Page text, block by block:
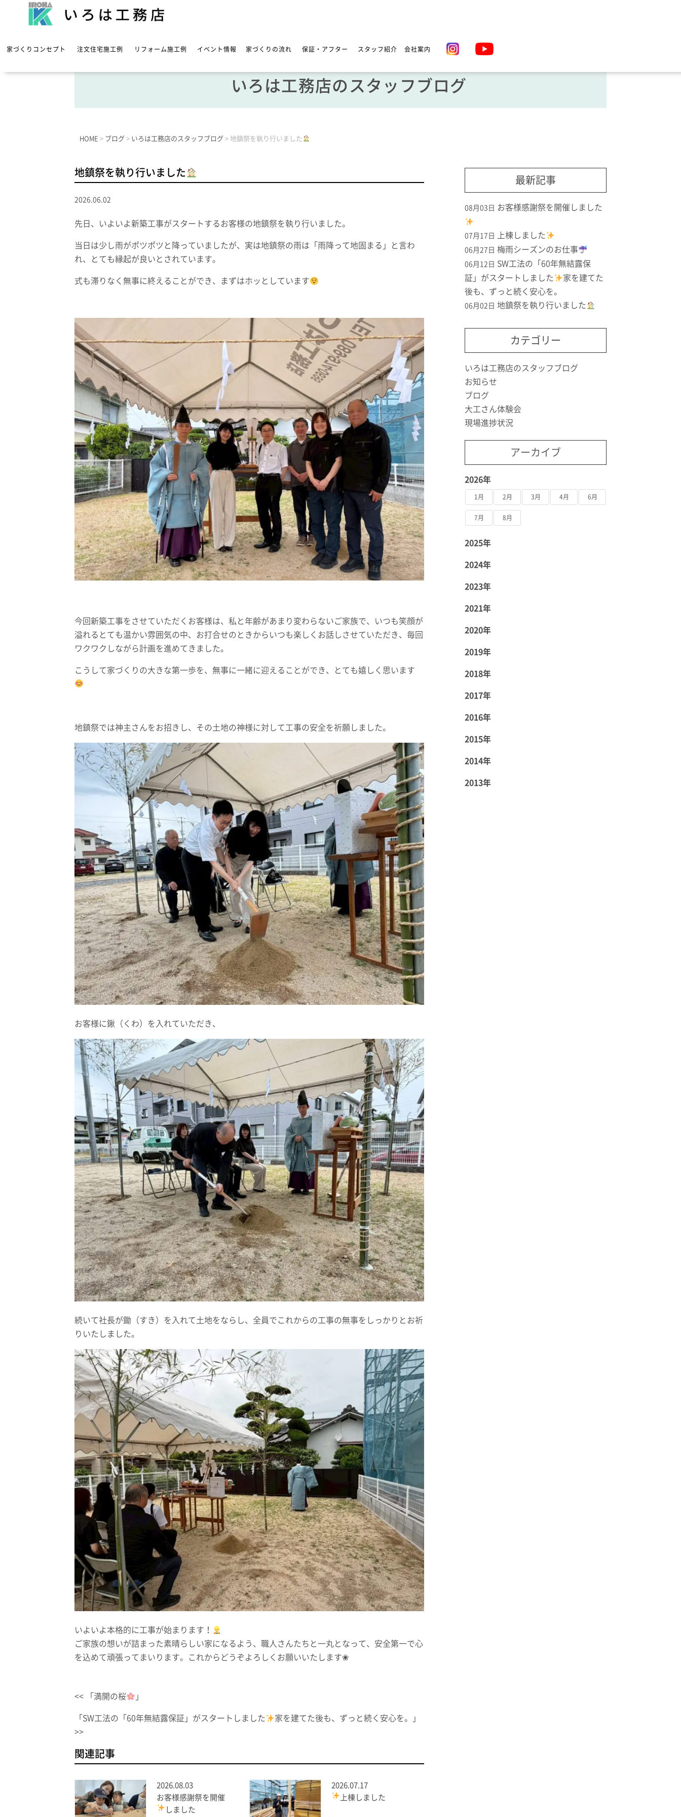
家づくりコンセプト 注文住宅施工例 リフォーム施工例 イベント情報 家づくりの流れ 保証・アフター スタッフ紹介 会社案内
いろは工務店のスタッフブログ
HOME > ブログ > いろは工務店のスタッフブログ > 地鎮祭を執り行いました
地鎮祭を執り行いました
2026.06.02
先日、いよいよ新築工事がスタートするお客様の地鎮祭を執り行いました。
当日は少し雨がポツポツと降っていましたが、実は地鎮祭の雨は「雨降って地固まる」と言わ
れ、とても縁起が良いとされています。
式も滞りなく無事に終えることができ、まずはホッとしています
今回新築工事をさせていただくお客様は、私と年齢があまり変わらないご家族で、いつも笑顔が
溢れるとても温かい雰囲気の中、お打合せのときからいつも楽しくお話しさせていただき、毎回
ワクワクしながら計画を進めてきました。
こうして家づくりの大きな第一歩を、無事に一緒に迎えることができ、とても嬉しく思います
地鎮祭では神主さんをお招きし、その土地の神様に対して工事の安全を祈願しました。
お客様に鍬（くわ）を入れていただき、
続いて社長が鋤（すき）を入れて土地をならし、全員でこれからの工事の無事をしっかりとお祈
りいたしました。
いよいよ本格的に工事が始まります！
ご家族の想いが詰まった素晴らしい家になるよう、職人さんたちと一丸となって、安全第一で心
を込めて頑張ってまいります。これからどうぞよろしくお願いいたします❀
<< 「満開の桜 」
「SW工法の「60年無結露保証」がスタートしました
家を建てた後も、ずっと続く安心を。」
>>
関連記事
2026.08.03
お客様感謝祭を開催
しました
2026.07.17
上棟しました
最新記事
08月03日 お客様感謝祭を開催しました
07月17日 上棟しました
06月27日 梅雨シーズンのお仕事
06月12日 SW工法の「60年無結露保
証」がスタートしました
家を建てた
後も、ずっと続く安心を。
06月02日 地鎮祭を執り行いました
カテゴリー
いろは工務店のスタッフブログ
お知らせ
ブログ
大工さん体験会
現場進捗状況
アーカイブ
2026年
1月 2月 3月 4月 6月
7月 8月
2025年
2024年
2023年
2021年
2020年
2019年
2018年
2017年
2016年
2015年
2014年
2013年